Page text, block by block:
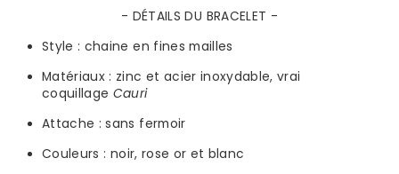
- DÉTAILS DU BRACELET -
Style : chaineen fines mailles
Matériaux : zinc et acier inoxydable, vrai
coquillage Cauri
Attache : sans fermoir
Couleurs : noir, rose or et blanc